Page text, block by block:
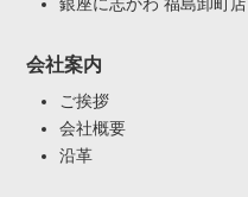
会社案内
ご挨拶
会社概要
沿革